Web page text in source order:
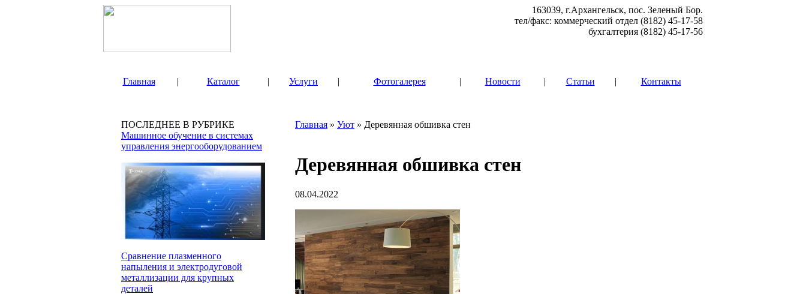
163039, г.Архангельск, пос. Зеленый Бор.
тел/факс: коммерческий отдел (8182) 45-17-58
бухгалтерия (8182) 45-17-56
Главная | Каталог | Услуги | Фотогалерея | Новости | Статьи | Контакты
ПОСЛЕДНЕЕ В РУБРИКЕ
Машинное обучение в системах
управления энергооборудованием
Сравнение плазменного
напыления и электродуговой
металлизации для крупных
деталей
Главная » Уют » Деревянная обшивка стен
Деревянная обшивка стен
08.04.2022